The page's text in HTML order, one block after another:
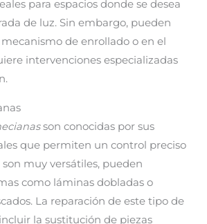
para espacios donde se desea
de luz. Sin embargo, pueden
de enrollado o en el
intervenciones especializadas
son conocidas por sus
que permiten un control preciso
muy versátiles, pueden
como láminas dobladas o
La reparación de este tipo de
la sustitución de piezas